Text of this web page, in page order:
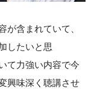
が含まれていて、
したいと思
て力強い内容で今
興味深く聴講させ